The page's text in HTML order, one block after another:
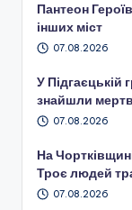
Пантеон
інших міст
07.08.2026
У Підгаєцькій
знайшли
07.08.2026
На
Троє людей
07.08.2026